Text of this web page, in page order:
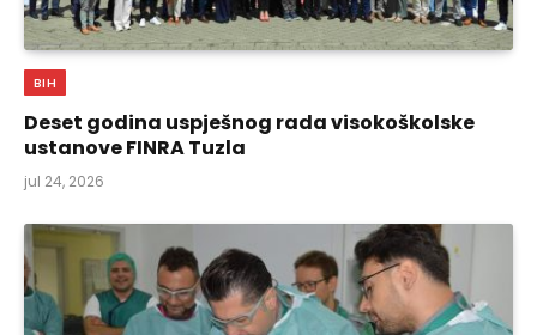
BIH
Deset godina uspješnog rada visokoškolske
ustanove FINRA Tuzla
jul 24, 2026